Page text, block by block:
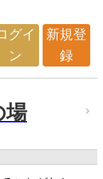
グイ
ン
新規登
録
場